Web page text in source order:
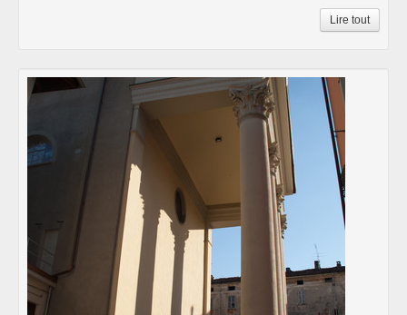
Lire tout